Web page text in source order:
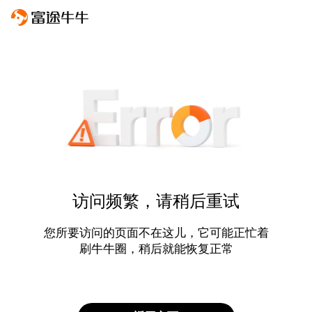
访问频繁，请稍后重试
您所要访问的页面不在这儿，它可能正忙着
刷牛牛圈，稍后就能恢复正常